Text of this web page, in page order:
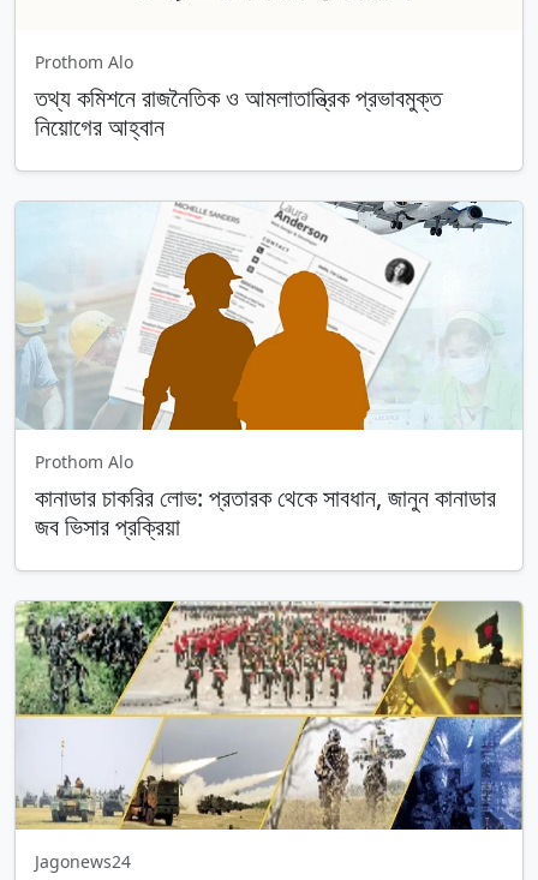
Prothom Alo
তথ্য কমিশনে রাজনৈতিক ও আমলাতান্ত্রিক প্রভাবমুক্ত
নিয়োগের আহ্বান
Prothom Alo
কানাডার চাকরির লোভ: প্রতারক থেকে সাবধান, জানুন কানাডার
জব ভিসার প্রক্রিয়া
Jagonews24